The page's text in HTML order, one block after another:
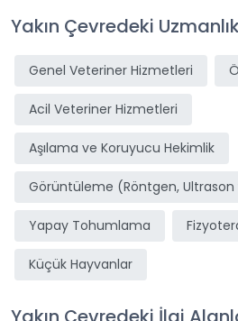
Yakın Çevredeki
Genel Veteriner Hizmetleri
Acil Veteriner Hizmetleri
Aşılama ve Koruyucu Hekimlik
Görüntüleme (Röntgen, Ultrason
Yapay Tohumlama
Küçük Hayvanlar